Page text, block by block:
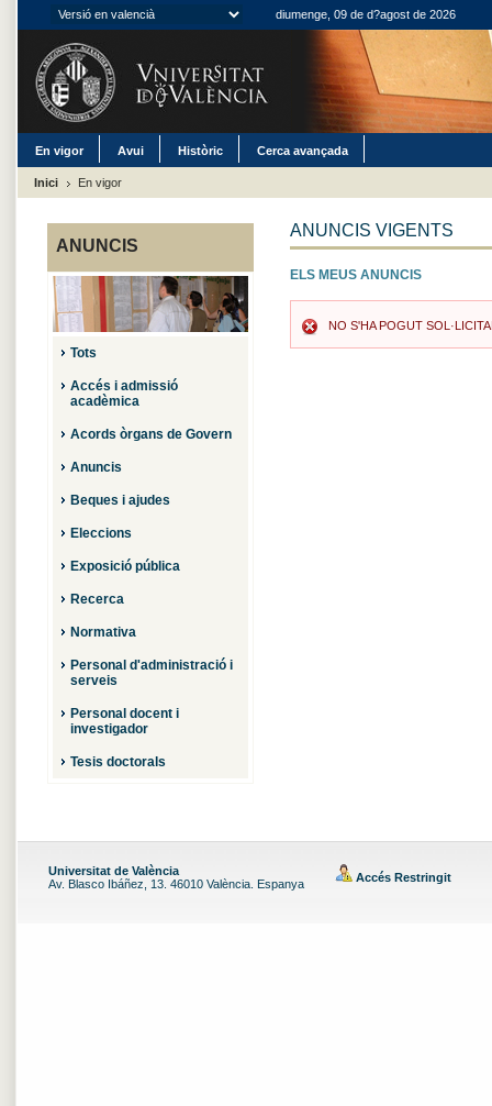
diumenge, 09 de d?agost de 2026
En vigor Avui Històric Cerca avançada
Inici En vigor
ANUNCIS
Tots
Accés i admissió
acadèmica
Acords òrgans de Govern
Anuncis
Beques i ajudes
Eleccions
Exposició pública
Recerca
Normativa
Personal d'administració i
serveis
Personal docent i
investigador
Tesis doctorals
ANUNCIS VIGENTS
ELS MEUS ANUNCIS
NO S'HA POGUT
Universitat de València
Av. Blasco Ibáñez, 13. 46010 València. Espanya
Accés Restringit